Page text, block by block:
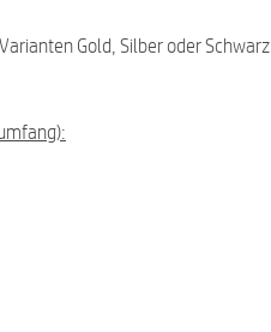
Gold, Silber oder Schwarz